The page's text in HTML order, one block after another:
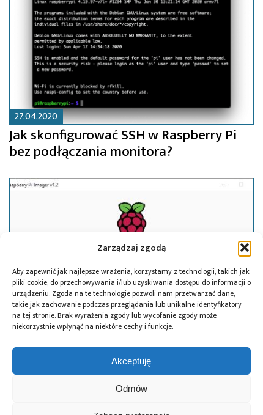
Zarządzaj zgodą
Aby zapewnić jak najlepsze wrażenia, korzystamy z technologii, takich jak
pliki cookie, do przechowywania i/lub uzyskiwania dostępu do informacji o
urządzeniu. Zgoda na te technologie pozwoli nam przetwarzać dane,
takie jak zachowanie podczas przeglądania lub unikalne identyfikatory
na tej stronie. Brak wyrażenia zgody lub wycofanie zgody może
niekorzystnie wpłynąć na niektóre cechy i funkcje.
Akceptuję
Odmów
27.04.2020
Jak skonfigurować SSH w Raspberry Pi
bez podłączania monitora?
02.04.2020
Raspberry Pi Imager – przygotowanie
karty SD dla malinki nigdy nie było tak